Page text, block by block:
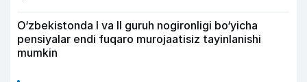
O‘zbekistonda I va II guruh nogironligi bo‘yicha
pensiyalar endi fuqaro murojaatisiz tayinlanishi
mumkin